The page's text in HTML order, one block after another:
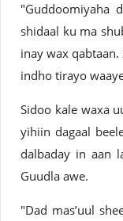
"Guddoomiyaha
shidaal ku ma
inay wax
indho tirayo
Sidoo kale waxa
yihiin dagaal
dalbaday in aan
Guudla awe.
"Dad mas’uul